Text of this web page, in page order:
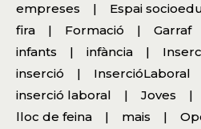
empreses
Espai
fira
Formació Garraf
infants
infància
inserció
InsercióLaboral
inserció laboral
Joves
lloc de feina
mais